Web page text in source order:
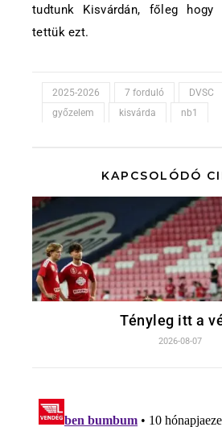
tudtunk Kisvárdán, főleg
tettük ezt.
2025-2026 7 forduló DVSC
győzelem
kisvárda nb1
KAPCSOLÓDÓ
Tényleg itt a
2026-08-07